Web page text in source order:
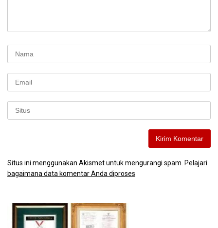
Situs ini menggunakan Akismet untuk mengurangi spam. Pelajari
bagaimana data komentar Anda diproses